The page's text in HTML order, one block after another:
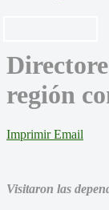
región
Imprimir Email
Visitaron las